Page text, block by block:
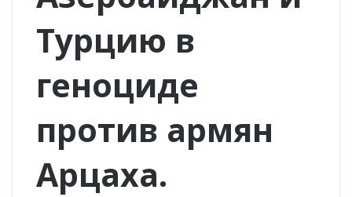
Турцию в
геноциде
против армян
Арцаха.